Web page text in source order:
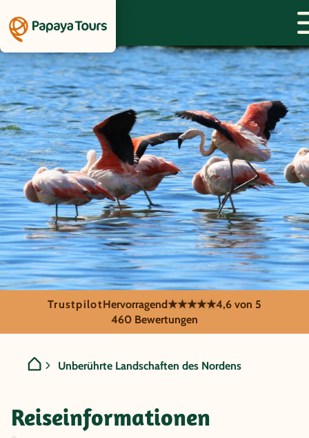
Chile - Unberührte
TrustpilotHervorragend★★★★★4,6 von 5
460 Bewertungen
Unberührte Landschaften des Nordens
Reiseinformationen